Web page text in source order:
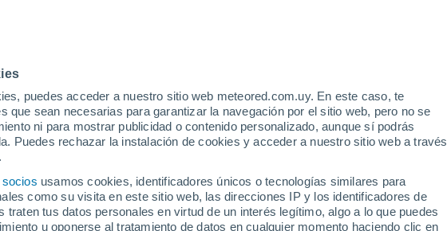
puedes acceder a nuestro sitio web meteored.com.uy. En este caso, te
que sean necesarias para garantizar la navegación por el sitio web, pero no se
ni para mostrar publicidad o contenido personalizado, aunque sí podrás
Puedes rechazar la instalación de cookies y acceder a nuestro sitio web a través
usamos cookies, identificadores únicos o tecnologías similares para
como su visita en este sitio web, las direcciones IP y los identificadores de
tus datos personales en virtud de un interés legítimo, algo a lo que puedes
u oponerse al tratamiento de datos en cualquier momento haciendo clic en